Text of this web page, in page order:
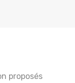
proposés